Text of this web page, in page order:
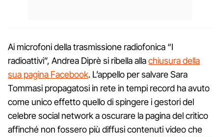
Ai microfoni della trasmissione radiofonica “I
radioattivi”, Andrea Diprè si ribella allachiusura della
sua pagina Facebook. L’appello per salvare Sara
Tommasi propagatosi in rete in tempi record ha avuto
come unico effetto quello di spingere i gestori del
celebre social network a oscurare la pagina del critico
affinché non fossero più diffusi contenuti video che